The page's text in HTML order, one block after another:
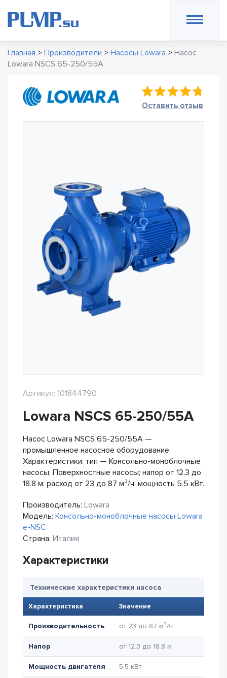
Главная > Производители > Насосы Lowara > Насос
Lowara NSCS 65-250/55A
Оставить отзыв
Артикул: 101844790
Lowara NSCS 65-250/55A
Насос Lowara NSCS 65-250/55A —
промышленное насосное оборудование.
Характеристики: тип — Консольно-моноблочные
насосы, Поверхностные насосы; напор от 12.3 до
18.8 м; расход от 23 до 87 м³/ч; мощность 5.5 кВт.
Производитель: Lowara
Модель: Консольно-моноблочные насосы Lowara
e-NSC
Страна: Италия
Характеристики
Технические характеристики насоса
Характеристика Значение
Производительность от 23 до 87 м³/ч
Напор от 12.3 до 18.8 м
Мощность двигателя 5.5 кВт